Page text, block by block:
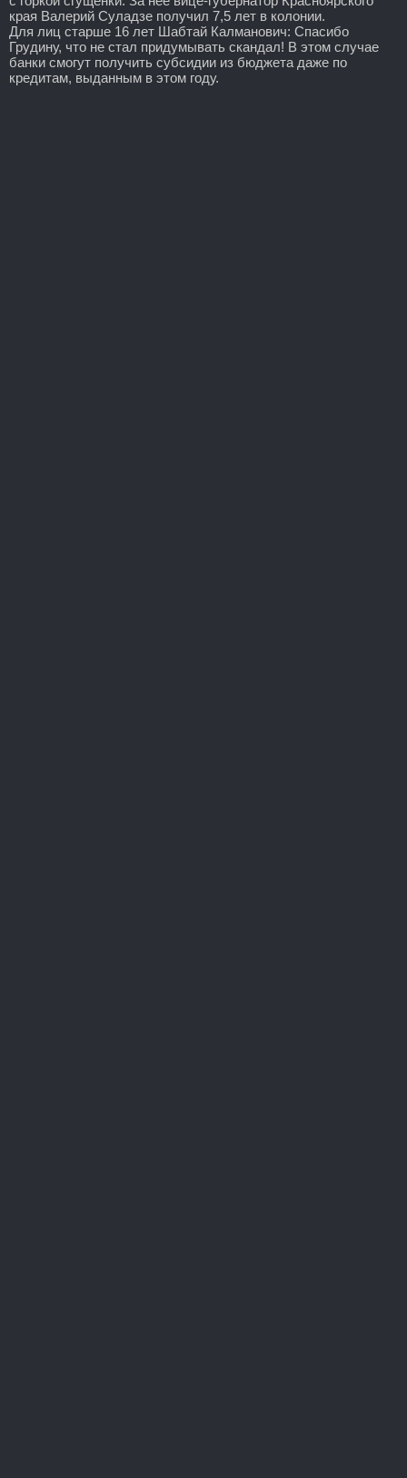
края Валерий Суладзе получил 7,5 лет в колонии.
Для лиц старше 16 лет Шабтай Калманович: Спасибо
Грудину, что не стал придумывать скандал! В этом случае
банки смогут получить субсидии из бюджета даже по
кредитам, выданным в этом году.